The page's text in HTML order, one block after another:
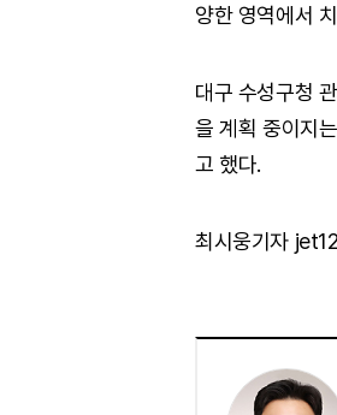
양한 영역에서
대구 수성구청
을 계획 중이지
고 했다.
최시웅기자